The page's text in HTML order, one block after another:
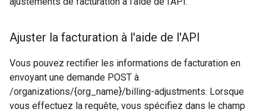
Ajuster la facturation à l'aide de l'API
Vous pouvez rectifier les informations de facturation en
envoyant une demande POST à
/organizations/{org_name}/billing-adjustments. Lorsque
vous effectuez la requête, vous spécifiez dans le champ